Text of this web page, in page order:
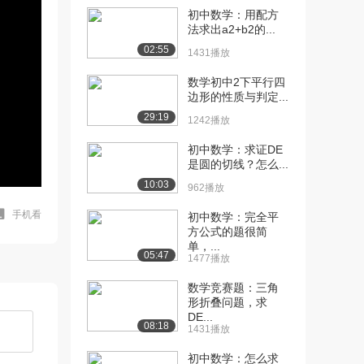
手机看
02:55
初中数学：用配方
法求出a2+b2的...
1431播放
29:19
数学初中2下平行四
边形的性质与判定...
1242播放
10:03
初中数学：求证DE
是圆的切线？怎么...
962播放
05:47
初中数学：完全平
方公式的题很简
单，...
1477播放
08:18
数学竞赛题：三角
形折叠问题，求
DE...
1431播放
初中数学：怎么求